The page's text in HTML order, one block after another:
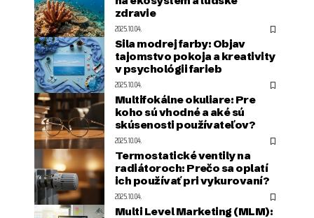
zdravie
2025.10.04.
Sila modrej farby: Objav
tajomstvo pokoja a kreativity
v psychológii farieb
2025.10.04.
Multifokálne okuliare: Pre
koho sú vhodné a aké sú
skúsenosti používateľov?
2025.10.04.
Termostatické ventily na
radiátoroch: Prečo sa oplatí
ich používať pri vykurovaní?
2025.10.04.
Multi Level Marketing (MLM):